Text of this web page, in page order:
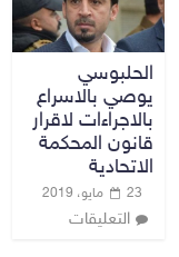
الحلبوسي
يوصي بالاسراع
بالاجراءات لاقرار
قانون المحكمة
الاتحادية
23 مايو، 2019
التعليقات